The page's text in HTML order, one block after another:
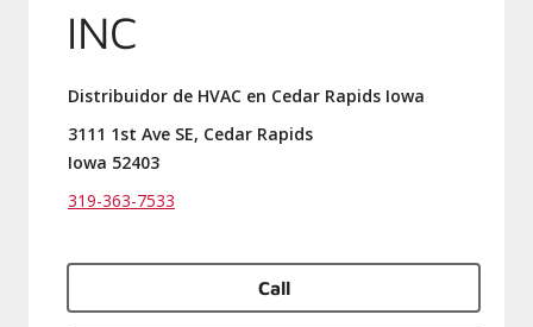
INC
Distribuidor de HVAC en Cedar Rapids Iowa
3111 1st Ave SE, Cedar Rapids
Iowa 52403
319-363-7533
Call